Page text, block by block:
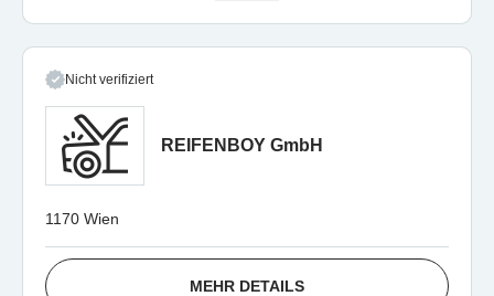
Nicht verifiziert
REIFENBOY GmbH
1170 Wien
MEHR DETAILS